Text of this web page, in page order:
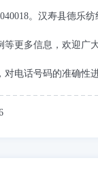
。汉寿县德乐
更多信息，欢迎广
对电话号码的准确性